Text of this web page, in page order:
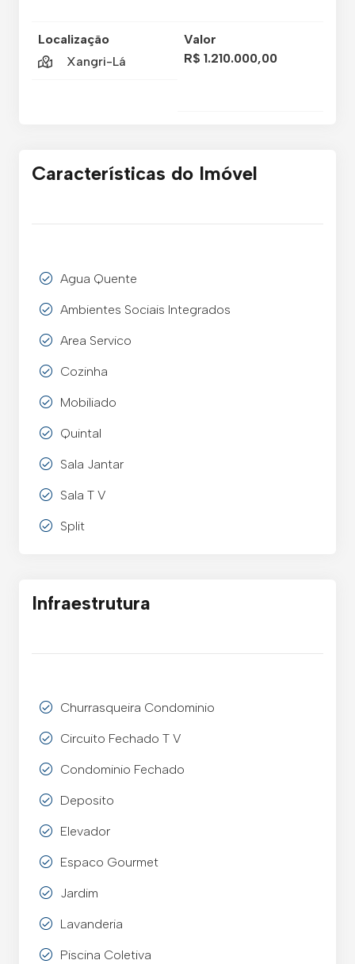
Localização
Xangri-Lá
Valor
R$ 1.210.000,00
Características do Imóvel
Agua Quente
Ambientes Sociais Integrados
Area Servico
Cozinha
Mobiliado
Quintal
Sala Jantar
Sala T V
Split
Infraestrutura
Churrasqueira Condominio
Circuito Fechado T V
Condominio Fechado
Deposito
Elevador
Espaco Gourmet
Jardim
Lavanderia
Piscina Coletiva